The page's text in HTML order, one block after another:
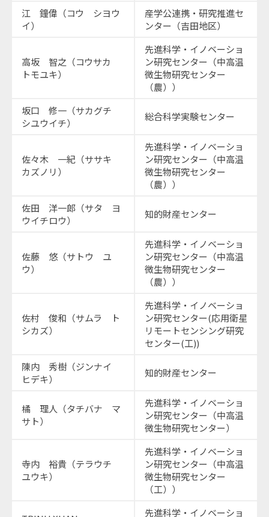
江 鐘偉（コウ シヨウ
イ）
産学公連携・研究推進セ
ンター（吉田地区）
高坂 智之（コウサカ
トモユキ）
先進科学・イノベーショ
ン研究センター（中高温
微生物研究センター
（農））
坂口 修一（サカグチ
シユウイチ）
総合科学実験センター
佐々木 一紀（ササキ
カズノリ）
先進科学・イノベーショ
ン研究センター（中高温
微生物研究センター
（農））
佐田 洋一郎（サタ ヨ
ウイチロウ）
知的財産センター
佐藤 悠（サトウ ユ
ウ）
先進科学・イノベーショ
ン研究センター（中高温
微生物研究センター
（農））
佐村 俊和（サムラ ト
シカズ）
先進科学・イノベーショ
ン研究センター(応用衛星
リモートセンシング研究
センター(工))
陳内 秀樹（ジンナイ
ヒデキ）
知的財産センター
橘 理人（タチバナ マ
サト）
先進科学・イノベーショ
ン研究センター（中高温
微生物研究センター）
寺内 裕貴（テラウチ
ユウキ）
先進科学・イノベーショ
ン研究センター（中高温
微生物研究センター
（工））
先進科学・イノベーショ